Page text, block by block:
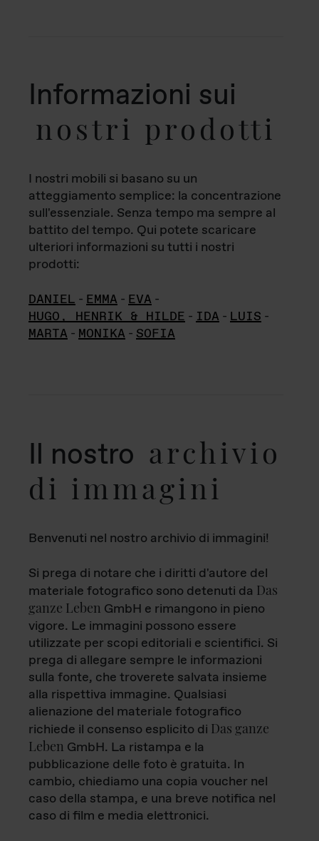
Informazioni sui
nostri prodotti
I nostri mobili si basano su un
atteggiamento semplice: la concentrazione
sull'essenziale. Senza tempo ma sempre al
battito del tempo. Qui potete scaricare
ulteriori informazioni su tutti i nostri
prodotti:
DANIEL - EMMA - EVA -
HUGO, HENRIK & HILDE - IDA - LUIS -
MARTA - MONIKA - SOFIA
Il nostro archivio
di immagini
Benvenuti nel nostro archivio di immagini!
Si prega di notare che i diritti d'autore del
materiale fotografico sono detenuti da Das
ganze Leben GmbH e rimangono in pieno
vigore. Le immagini possono essere
utilizzate per scopi editoriali e scientifici. Si
prega di allegare sempre le informazioni
sulla fonte, che troverete salvata insieme
alla rispettiva immagine. Qualsiasi
alienazione del materiale fotografico
richiede il consenso esplicito di Das ganze
Leben GmbH. La ristampa e la
pubblicazione delle foto è gratuita. In
cambio, chiediamo una copia voucher nel
caso della stampa, e una breve notifica nel
caso di film e media elettronici.